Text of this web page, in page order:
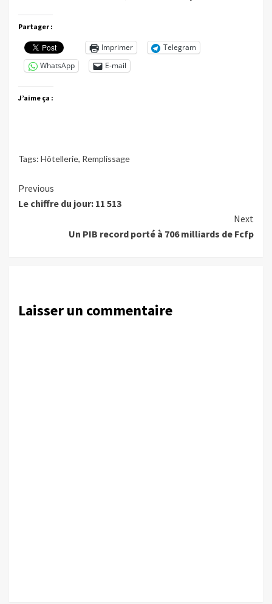
Partager :
Imprimer
Telegram
WhatsApp
E-mail
J’aime ça :
Tags: Hôtellerie, Remplissage
Continue
Reading
Previous
Le chiffre du jour: 11 513
Next
Un PIB record porté à 706 milliards de Fcfp
Laisser un commentaire